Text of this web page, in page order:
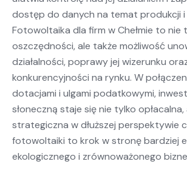
dostęp do danych na temat produkcji i
Fotowoltaika dla firm w Chełmie to nie
oszczędności, ale także możliwość
działalności, poprawy jej wizerunku
konkurencyjności na rynku. W
dotacjami i ulgami podatkowymi,
słoneczną staje się nie tylko
strategiczna w dłuższej perspektywie
fotowoltaiki to krok w stronę bardziej
ekologicznego i zrównoważonego